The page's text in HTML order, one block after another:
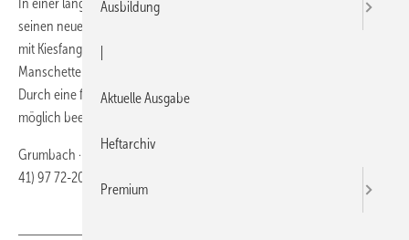
In einer längeren und einer kürzeren Ausführung bietet Grumbach
seinen neuen Attika-Flachgully mit Klebekragen an. Wärmegedämmt,
mit Kiesfangkorb und angegossener Bitumen-, PVC- oder Sonder-
Manschette sind beide Gullys für ­hohe Ablaufleistungen konzipiert.
Durch ­eine flache Bauweise wird die Wärmedämmung so gering wie
möglich beeinträchtigt.
Grumbach · 35581 Wetzlar · Telefon (0 64 41) 97 72-0 · Telefax (0 64
41) 97 72-20 ·
Ausbildung
Aktuelle Ausgabe
Heftarchiv
Premium